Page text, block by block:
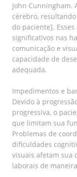
John Cunningham.
cérebro,
do paciente].
significativos nas
comunicação e
capacidade de
adequada.
Impedimentos e
Devido à
progressiva, o
que limitam sua
Problemas de
dificuldades
visuais afetam sua
laborais de